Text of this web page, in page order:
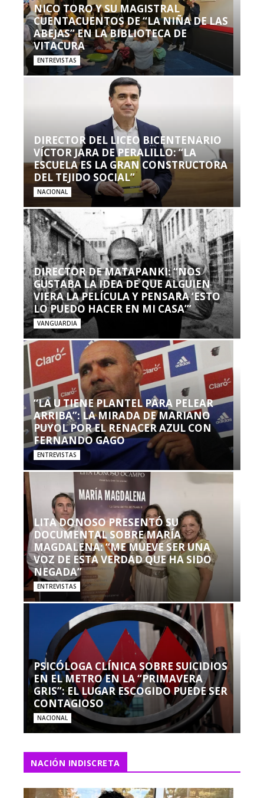
NICO TORO Y SU MAGISTRAL
CUENTACUENTOS DE “LA NIÑA DE LAS
ABEJAS” EN LA BIBLIOTECA DE
VITACURA
ENTREVISTAS
DIRECTOR DEL LICEO BICENTENARIO
VÍCTOR JARA DE PERALILLO: “LA
ESCUELA ES LA GRAN CONSTRUCTORA
DEL TEJIDO SOCIAL”
NACIONAL
DIRECTOR DE MATAPANKI: “NOS
GUSTABA LA IDEA DE QUE ALGUIEN
VIERA LA PELÍCULA Y PENSARA ‘ESTO
LO PUEDO HACER EN MI CASA’”
VANGUARDIA
“LA U TIENE PLANTEL PARA PELEAR
ARRIBA”: LA MIRADA DE MARIANO
PUYOL POR EL RENACER AZUL CON
FERNANDO GAGO
ENTREVISTAS
LITA DONOSO PRESENTÓ SU
DOCUMENTAL SOBRE MARÍA
MAGDALENA: “ME MUEVE SER UNA
VOZ DE ESTA VERDAD QUE HA SIDO
NEGADA”
ENTREVISTAS
PSICÓLOGA CLÍNICA SOBRE SUICIDIOS
EN EL METRO EN LA “PRIMAVERA
GRIS”: EL LUGAR ESCOGIDO PUEDE SER
CONTAGIOSO
NACIONAL
NACIÓN INDISCRETA